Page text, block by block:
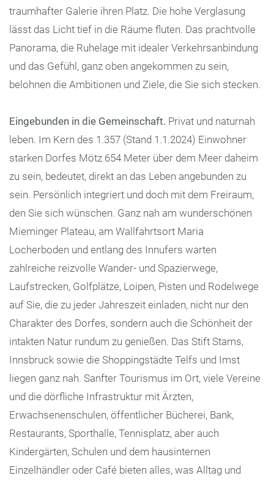
traumhafter Galerie ihren Platz. Die hohe Verglasung
lässt das Licht tief in die Räume fluten. Das prachtvolle
Panorama, die Ruhelage mit idealer Verkehrsanbindung
und das Gefühl, ganz oben angekommen zu sein,
belohnen die Ambitionen und Ziele, die Sie sich stecken.
Eingebunden in die Gemeinschaft. Privat und naturnah
leben. Im Kern des 1.357 (Stand 1.1.2024) Einwohner
starken Dorfes Mötz 654 Meter über dem Meer daheim
zu sein, bedeutet, direkt an das Leben angebunden zu
sein. Persönlich integriert und doch mit dem Freiraum,
den Sie sich wünschen. Ganz nah am wunderschönen
Mieminger Plateau, am Wallfahrtsort Maria
Locherboden und entlang des Innufers warten
zahlreiche reizvolle Wander- und Spazierwege,
Laufstrecken, Golfplätze, Loipen, Pisten und Rodelwege
auf Sie, die zu jeder Jahreszeit einladen, nicht nur den
Charakter des Dorfes, sondern auch die Schönheit der
intakten Natur rundum zu genießen. Das Stift Stams,
Innsbruck sowie die Shoppingstädte Telfs und Imst
liegen ganz nah. Sanfter Tourismus im Ort, viele Vereine
und die dörfliche Infrastruktur mit Ärzten,
Erwachsenenschulen, öffentlicher Bücherei, Bank,
Restaurants, Sporthalle, Tennisplatz, aber auch
Kindergärten, Schulen und dem hausinternen
Einzelhändler oder Café bieten alles, was Alltag und